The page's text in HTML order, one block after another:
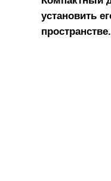
установить
пространстве.